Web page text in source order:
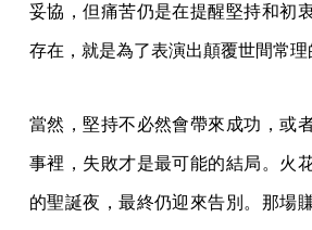
妥協，但痛苦仍是在提醒堅持和初
存在，就是為了表演出顛覆世間常理
當然，堅持不必然會帶來成功，或
事裡，失敗才是最可能的結局。火
的聖誕夜，最終仍迎來告別。那場